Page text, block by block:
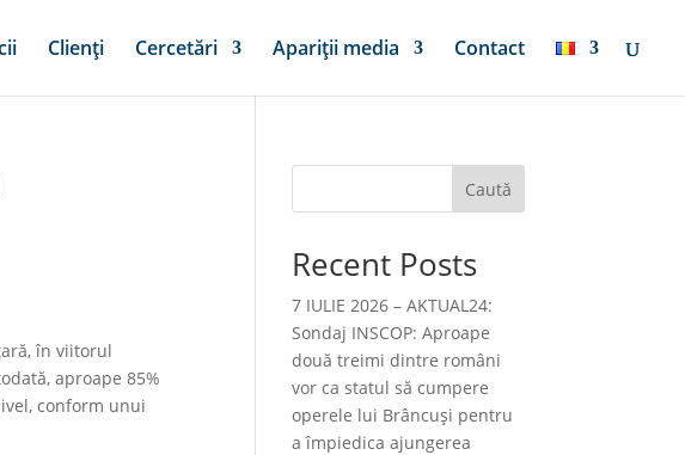
Clienți Cercetări Apariții media Contact
în viitorul
aproape 85%
conform unui
Caută
Recent Posts
7 IULIE 2026 – AKTUAL24:
Sondaj INSCOP: Aproape
două treimi dintre români
vor ca statul să cumpere
operele lui Brâncuşi pentru
a împiedica ajungerea